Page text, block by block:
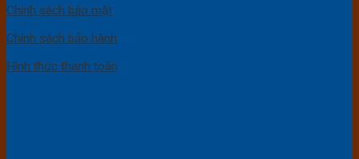
Chính sách bảo mật
Chính sách bảo hành
Hình thức thanh toán